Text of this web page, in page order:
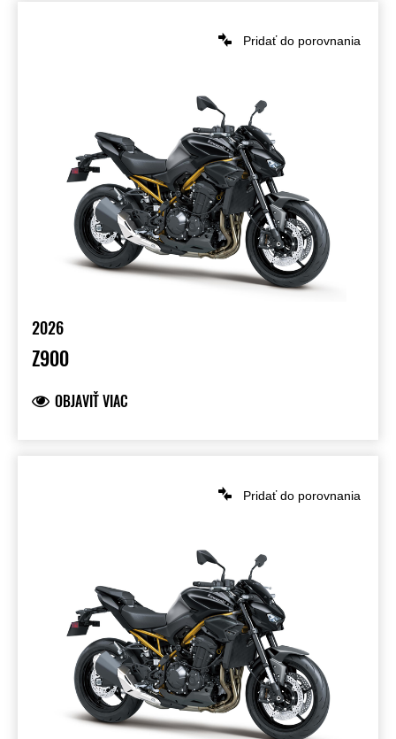
Pridať do porovnania
2026
Z900
OBJAVIŤ VIAC
Pridať do porovnania